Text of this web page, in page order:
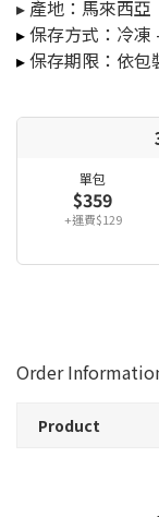
▸ 產地：馬來西亞
▸保存方式：冷凍
▸保存期限：依包
單包
$359
+運費$129
Order
Product